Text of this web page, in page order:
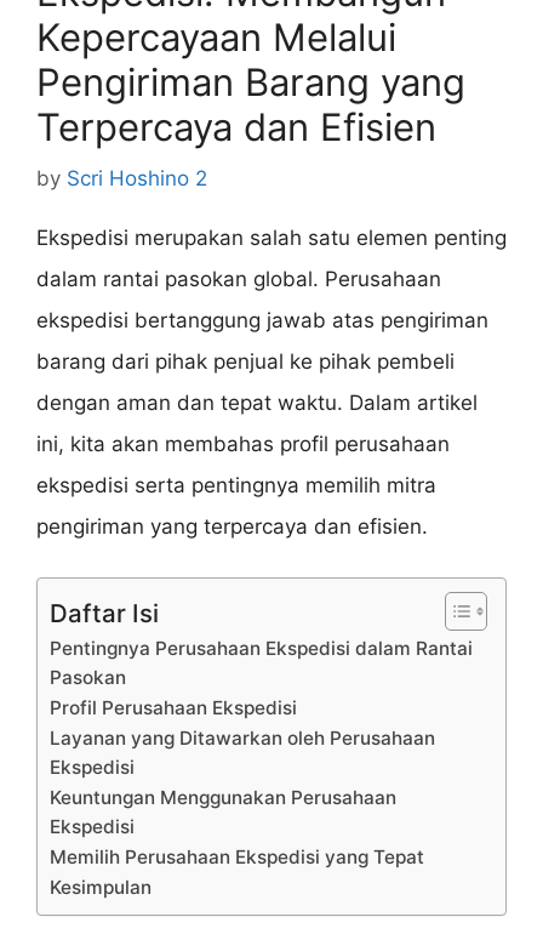
Kepercayaan Melalui
Pengiriman Barang yang
Terpercaya dan Efisien
by Scri Hoshino 2
Ekspedisi merupakan salah satu elemen penting
dalam rantai pasokan global. Perusahaan
ekspedisi bertanggung jawab atas pengiriman
barang dari pihak penjual ke pihak pembeli
dengan aman dan tepat waktu. Dalam artikel
ini, kita akan membahas profil perusahaan
ekspedisi serta pentingnya memilih mitra
pengiriman yang terpercaya dan efisien.
Daftar Isi
Pentingnya Perusahaan Ekspedisi dalam Rantai
Pasokan
Profil Perusahaan Ekspedisi
Layanan yang Ditawarkan oleh Perusahaan
Ekspedisi
Keuntungan Menggunakan Perusahaan
Ekspedisi
Memilih Perusahaan Ekspedisi yang Tepat
Kesimpulan